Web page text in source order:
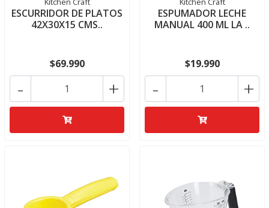
ESCURRIDOR DE PLATOS
42X30X15 CMS..
$69.990
+
-
ESPUMADOR LECHE
MANUAL 400 ML LA ..
$19.990
+
-